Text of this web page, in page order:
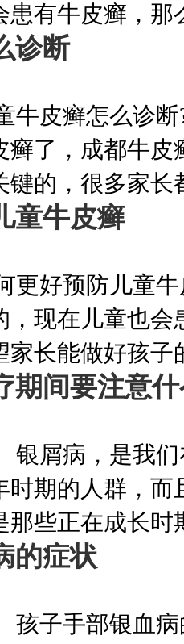
患有牛皮癣，
诊断
牛皮癣怎么诊
癣了，成都牛
键的，很多家
童牛皮癣
更好预防儿童
，现在儿童也
家长能做好孩
期间要注意
屑病，是我们
时期的人群，
那些正在成长时
的症状
子手部银血病